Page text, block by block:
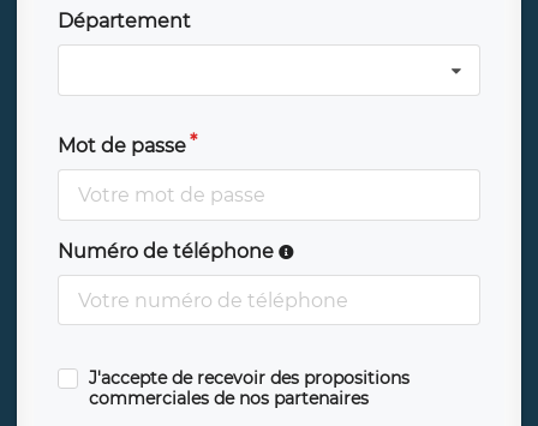
Département
Mot de passe
Numéro de téléphone
J'accepte de recevoir des propositions
commerciales de nos partenaires